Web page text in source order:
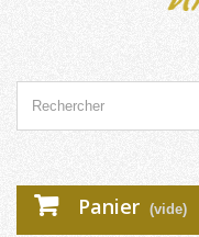
Panier (vide)